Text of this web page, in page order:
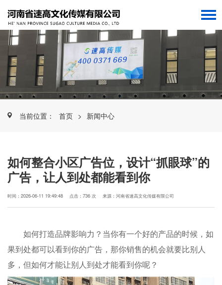
当前位置： 首页 > 新闻中心
如何整合小区广告位，设计“抓眼球”的
广告，让人到处都能看到你
时间：2026-06-11 19:49:48 点击：736 次 来源：河南省速高文化传媒有限公司
如何打造品牌影响力？当你有一个好的产品的时候，如
果到处都可以看到你的广告，那你销售的机会就要比别人
多，但如何才能让别人到处才能看到你呢？